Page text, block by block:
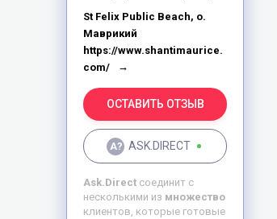
St Felix Public Beach, о.
Маврикий
https://www.shantimaurice.
com/
ОСТАВИТЬ ОТЗЫВ
ASK.DIRECT
Ask.Direct соединит с
несколькими из множество
клиентов, которые готовые